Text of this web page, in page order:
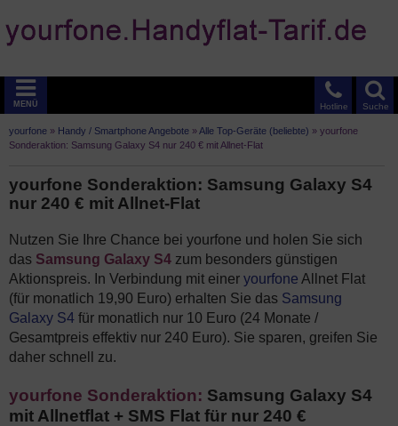
Suche
Hotline
MENÜ
yourfone » Handy / Smartphone Angebote »Alle Top-Geräte (beliebte) » yourfone
Sonderaktion: Samsung Galaxy S4 nur 240 € mit Allnet-Flat
yourfone Sonderaktion: Samsung Galaxy S4
nur 240 € mit Allnet-Flat
Nutzen Sie Ihre Chance bei yourfone und holen Sie sich
das Samsung Galaxy S4 zum besonders günstigen
Aktionspreis. In Verbindung mit einer yourfone Allnet Flat
(für monatlich 19,90 Euro) erhalten Sie das Samsung
Galaxy S4 für monatlich nur 10 Euro (24 Monate /
Gesamtpreis effektiv nur 240 Euro). Sie sparen, greifen Sie
daher schnell zu.
yourfone Sonderaktion: Samsung Galaxy S4
mit Allnetflat + SMS Flat für nur 240 €